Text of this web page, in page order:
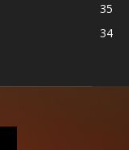
35
34